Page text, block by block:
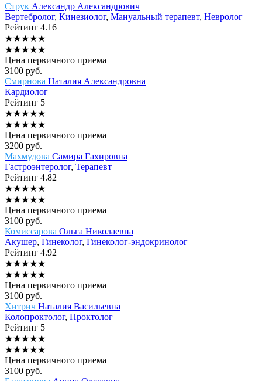
Струк Александр Александрович
Вертебролог, Кинезиолог, Мануальный терапевт, Невролог
Рейтинг 4.16
★★★★★
★★★★★
Цена первичного приема
3100 руб.
Смирнова Наталия Александровна
Кардиолог
Рейтинг 5
★★★★★
★★★★★
Цена первичного приема
3200 руб.
Махмудова Самира Гахировна
Гастроэнтеролог, Терапевт
Рейтинг 4.82
★★★★★
★★★★★
Цена первичного приема
3100 руб.
Комиссарова Ольга Николаевна
Акушер, Гинеколог, Гинеколог-эндокринолог
Рейтинг 4.92
★★★★★
★★★★★
Цена первичного приема
3100 руб.
Хитрич Наталия Васильевна
Колопроктолог, Проктолог
Рейтинг 5
★★★★★
★★★★★
Цена первичного приема
3100 руб.